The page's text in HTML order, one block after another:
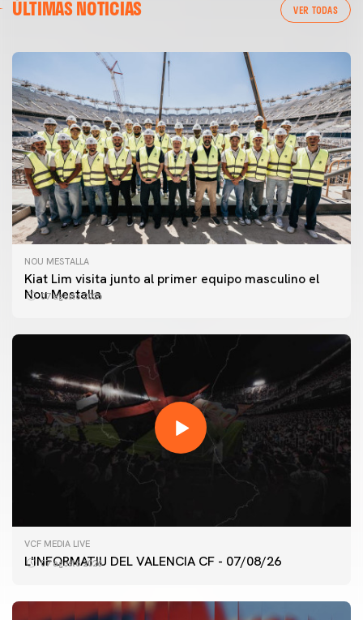
ÚLTIMAS NOTICIAS VER TODAS
NOU MESTALLA
Kiat Lim visita junto al primer equipo masculino el
Nou Mestalla
07 agosto 2026
VCF MEDIA LIVE
L'INFORMATIU DEL VALENCIA CF - 07/08/26
07 agosto 2026